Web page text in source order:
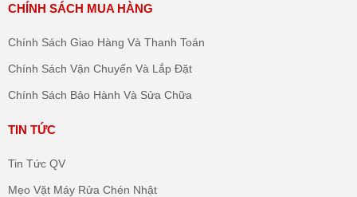
Hotline: 0909 303 678 – 0931 505 585
Website: shopmayruachen.com
Fanpage : facebook.com/mayruachensg
CHÍNH SÁCH MUA HÀNG
Chính Sách Giao Hàng Và Thanh Toán
Chính Sách Vận Chuyển Và Lắp Đặt
Chính Sách Bảo Hành Và Sửa Chữa
TIN TỨC
Tin Tức QV
Mẹo Vặt Máy Rửa Chén Nhật